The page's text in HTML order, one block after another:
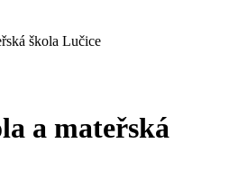
škola Lučice
a mateřská